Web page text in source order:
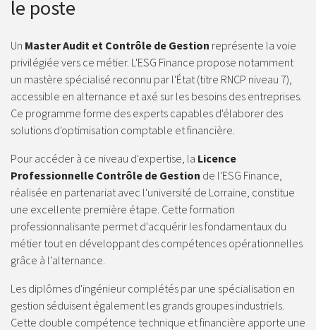
le poste
Un Master Audit et Contrôle de Gestion représente la voie
privilégiée vers ce métier. L'ESG Finance propose notamment
un mastère spécialisé reconnu par l'État (titre RNCP niveau 7),
accessible en alternance et axé sur les besoins des entreprises.
Ce programme forme des experts capables d'élaborer des
solutions d'optimisation comptable et financière.
Pour accéder à ce niveau d'expertise, la Licence
Professionnelle Contrôle de Gestion de l'ESG Finance,
réalisée en partenariat avec l'université de Lorraine, constitue
une excellente première étape. Cette formation
professionnalisante permet d'acquérir les fondamentaux du
métier tout en développant des compétences opérationnelles
grâce à l'alternance.
Les diplômes d'ingénieur complétés par une spécialisation en
gestion séduisent également les grands groupes industriels.
Cette double compétence technique et financière apporte une